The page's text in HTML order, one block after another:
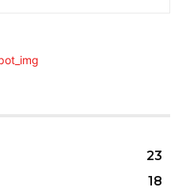
23
18